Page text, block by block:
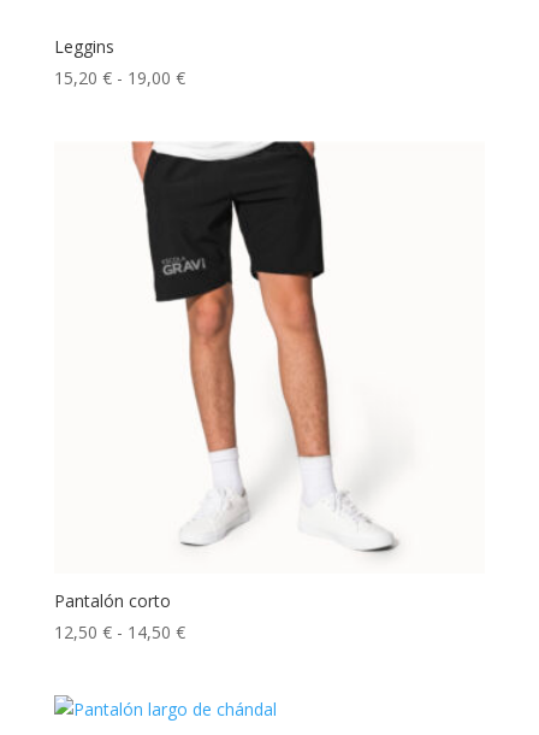
Leggins
15,20 € - 19,00 €Rango
desde
19,00 €
Pantalón corto
12,50 € - 14,50 €Rango
desde